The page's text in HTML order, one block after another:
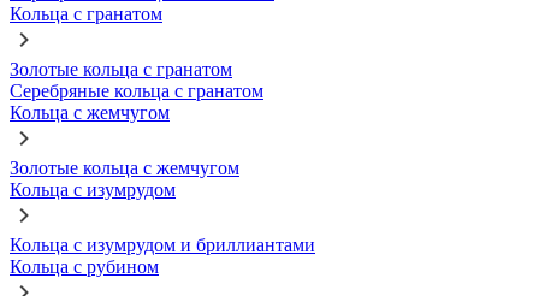
Кольца с гранатом
Золотые кольца с гранатом
Серебряные кольца с гранатом
Кольца с жемчугом
Золотые кольца с жемчугом
Кольца с изумрудом
Кольца с изумрудом и бриллиантами
Кольца с рубином